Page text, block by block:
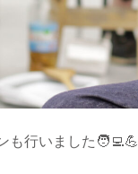
も行いました🧑‍💻💪